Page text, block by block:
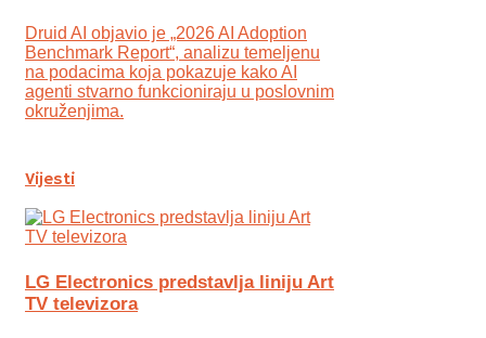
Druid AI objavio je „2026 AI Adoption
Benchmark Report“, analizu temeljenu
na podacima koja pokazuje kako AI
agenti stvarno funkcioniraju u poslovnim
okruženjima.
Vijesti
LG Electronics predstavlja liniju Art
TV televizora